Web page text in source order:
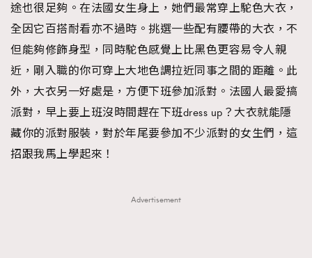
途也很足夠。在法國女生身上，她們最常穿上駝色大衣，
全因它百搭耐看亦不過時。挑選一些配有腰帶的大衣，不
但能夠修飾身型，同時駝色感覺上比黑色更容易令人親
近，剛入職的你可穿上大地色調拉近同事之間的距離。此
外，大衣另一好處是，方便下班參加派對。法國人最愛搞
派對，早上要上班沒時間趕在下班dress up？大衣就能隱
藏你的派對服裝，對於年尾要參加不少派對的女生們，這
招跟我馬上學起來！
Advertisement